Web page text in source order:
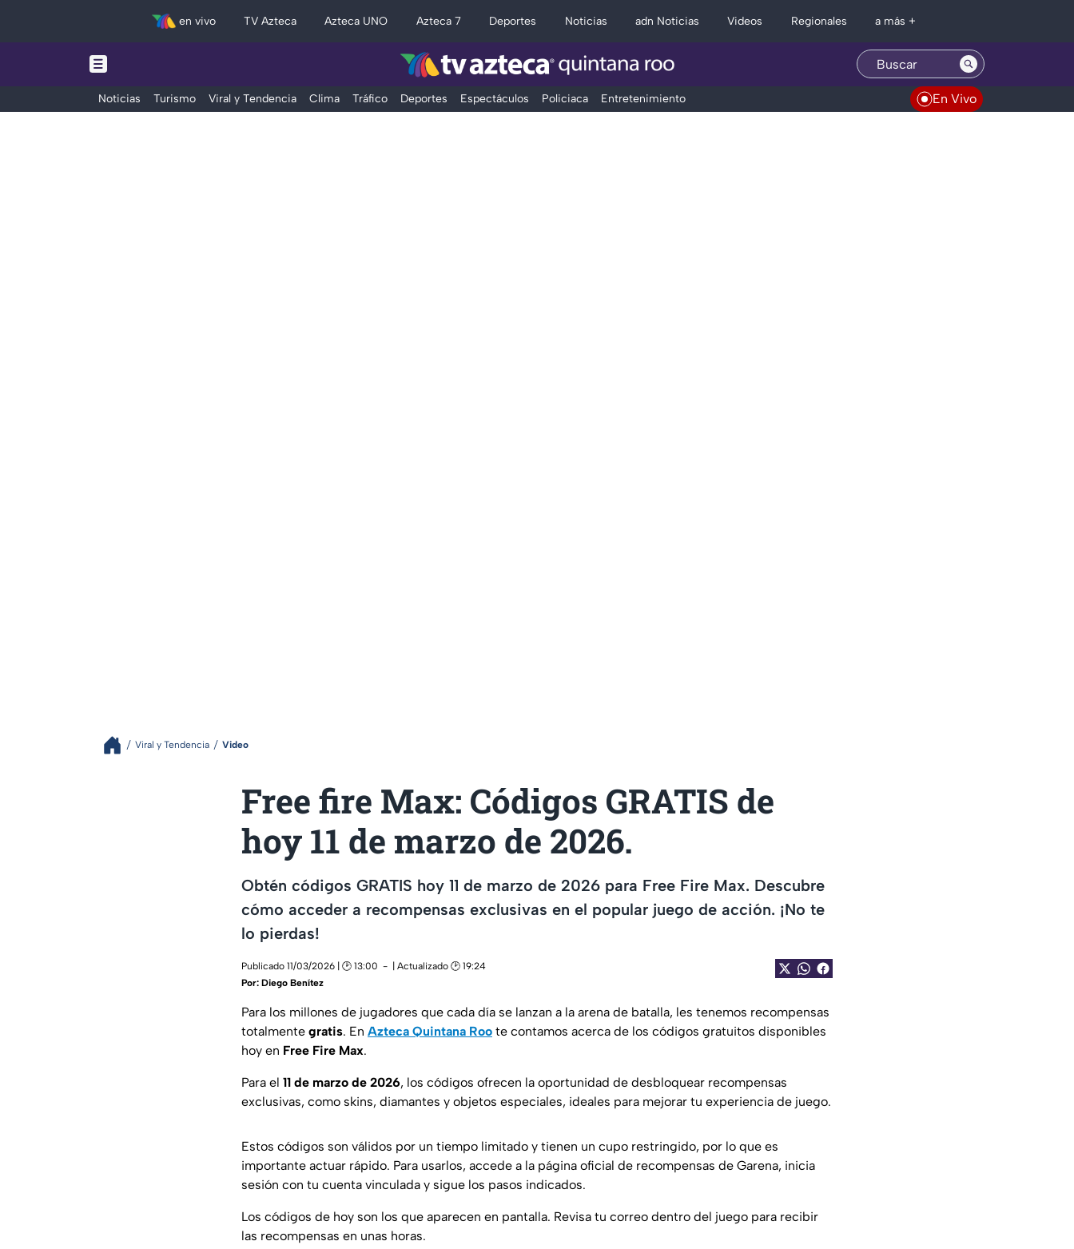
en vivo TV Azteca Azteca UNO Azteca 7 Deportes Noticias adn Noticias Videos Regionales a más +
Noticias Turismo Viral y Tendencia Clima Tráfico Deportes Espectáculos Policiaca Entretenimiento En Vivo
Viral y Tendencia Video
Free fire Max: Códigos GRATIS de
hoy 11 de marzo de 2026.
Obtén códigos GRATIS hoy 11 de marzo de 2026 para Free Fire Max. Descubre
cómo acceder a recompensas exclusivas en el popular juego de acción. ¡No te
lo pierdas!
Publicado 11/03/2026 | 🕑 13:00
| Actualizado 🕑 19:24
Por: Diego Benítez
Para los millones de jugadores que cada día se lanzan a la arena de batalla, les tenemos recompensas
totalmente gratis. En Azteca Quintana Roo te contamos acerca de los códigos gratuitos disponibles
hoy en Free Fire Max.
Para el 11 de marzo de 2026, los códigos ofrecen la oportunidad de desbloquear recompensas
exclusivas, como skins, diamantes y objetos especiales, ideales para mejorar tu experiencia de juego.
Estos códigos son válidos por un tiempo limitado y tienen un cupo restringido, por lo que es
importante actuar rápido. Para usarlos, accede a la página oficial de recompensas de Garena, inicia
sesión con tu cuenta vinculada y sigue los pasos indicados.
Los códigos de hoy son los que aparecen en pantalla. Revisa tu correo dentro del juego para recibir
las recompensas en unas horas.